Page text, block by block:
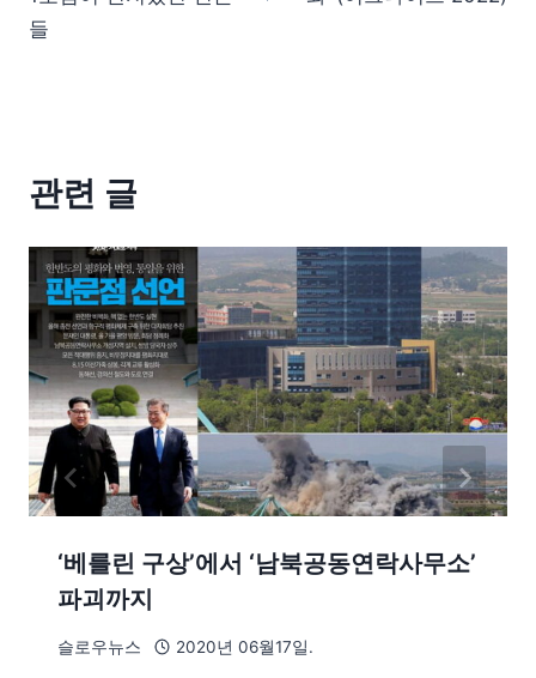
들
관련 글
‘베를린 구상’에서 ‘남북공동연락사무소’
파괴까지
슬로우뉴스 2020년 06월17일.